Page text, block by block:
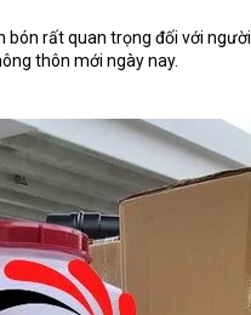
bón rất quan trọng đối với
thôn mới ngày nay.